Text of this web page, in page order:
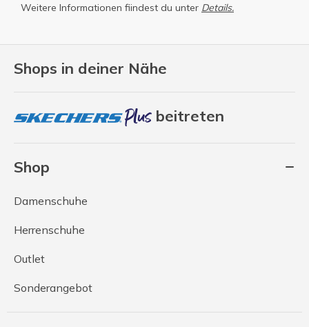
Shops in deiner Nähe
beitreten
Shop
Damenschuhe
Herrenschuhe
Outlet
Sonderangebot
Weitere Informationen fiindest du unter Details.